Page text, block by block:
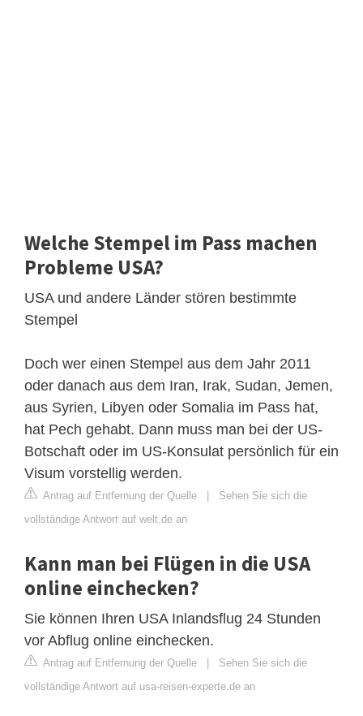
Welche Stempel im Pass machen
Probleme USA?
USA und andere Länder stören bestimmte
Stempel
Doch wer einen Stempel aus dem Jahr 2011
oder danach aus dem Iran, Irak, Sudan, Jemen,
aus Syrien, Libyen oder Somalia im Pass hat,
hat Pech gehabt. Dann muss man bei der US-
Botschaft oder im US-Konsulat persönlich für ein
Visum vorstellig werden.
Antrag auf Entfernung der Quelle | Sehen Sie sich die
vollständige Antwort auf welt.de an
Kann man bei Flügen in die USA
online einchecken?
Sie können Ihren USA Inlandsflug 24 Stunden
vor Abflug online einchecken.
Antrag auf Entfernung der Quelle | Sehen Sie sich die
vollständige Antwort auf usa-reisen-experte.de an